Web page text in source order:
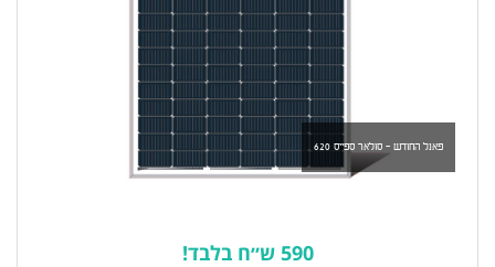
פאנל החודש - סולאר ספייס 620
590 ש״ח בלבד!